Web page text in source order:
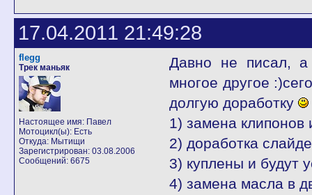
17.04.2011 21:49:28
flegg
Трек маньяк
Настоящее имя: Павел
Мотоцикл(ы): Есть
Откуда: Мытищи
Зарегистрирован: 03.08.2006
Сообщений: 6675
Давно не писал, а
многое другое
долгую доработку
1) замена клипонов
2) доработка
3) куплены и будут
4) замена масла в